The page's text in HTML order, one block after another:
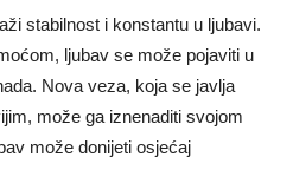
stabilnost i konstantu u ljubavi.
ljubav se može pojaviti u
Nova veza, koja se javlja
može ga iznenaditi svojom
može donijeti osjećaj